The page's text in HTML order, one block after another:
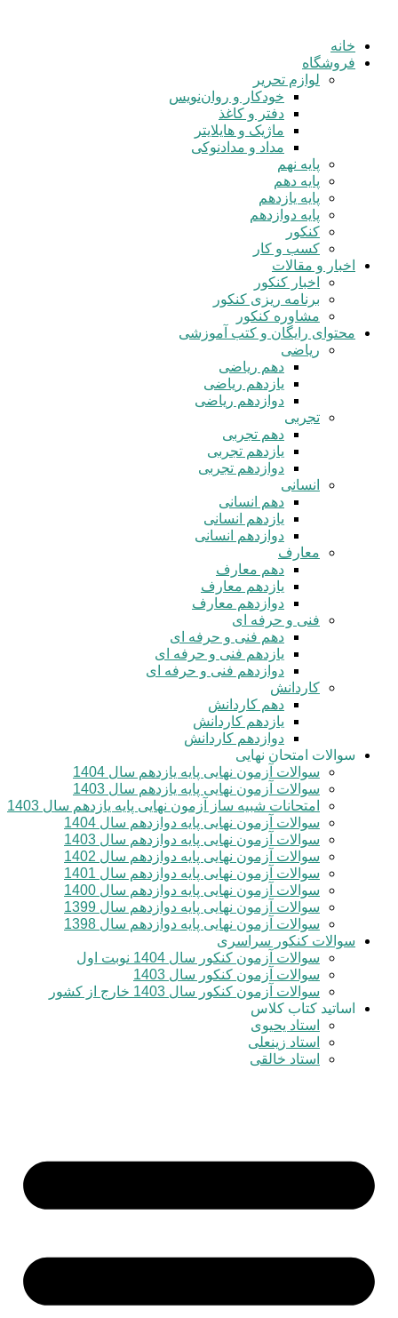
خانه
فروشگاه
لوازم تحریر
خودکار و روان‌نویس
دفتر و کاغذ
ماژیک و هایلایتر
مداد و مدادنوکی
پایه نهم
پایه دهم
پایه یازدهم
پایه دوازدهم
کنکور
کسب و کار
اخبار و مقالات
اخبار کنکور
برنامه ریزی کنکور
مشاوره کنکور
محتوای رایگان و کتب آموزشی
ریاضی
دهم ریاضی
یازدهم ریاضی
دوازدهم ریاضی
تجربی
دهم تجربی
یازدهم تجربی
دوازدهم تجربی
انسانی
دهم انسانی
یازدهم انسانی
دوازدهم انسانی
معارف
دهم معارف
یازدهم معارف
دوازدهم معارف
فنی و حرفه ای
دهم فنی و حرفه ای
یازدهم فنی و حرفه ای
دوازدهم فنی و حرفه ای
کاردانش
دهم کاردانش
یازدهم کاردانش
دوازدهم کاردانش
سوالات امتحان نهایی
سوالات آزمون نهایی پایه یازدهم سال 1404
سوالات آزمون نهایی پایه یازدهم سال 1403
امتحانات شبیه ساز آزمون نهایی پایه یازدهم سال 1403
سوالات آزمون نهایی پایه دوازدهم سال 1404
سوالات آزمون نهایی پایه دوازدهم سال 1403
سوالات آزمون نهایی پایه دوازدهم سال 1402
سوالات آزمون نهایی پایه دوازدهم سال 1401
سوالات آزمون نهایی پایه دوازدهم سال 1400
سوالات آزمون نهایی پایه دوازدهم سال 1399
سوالات آزمون نهایی پایه دوازدهم سال 1398
سوالات کنکور سراسری
سوالات آزمون کنکور سال 1404 نوبت اول
سوالات آزمون کنکور سال 1403
سوالات آزمون کنکور سال 1403 خارج از کشور
اساتید کتاب کلاس
استاد یحیوی
استاد زینعلی
استاد خالقی